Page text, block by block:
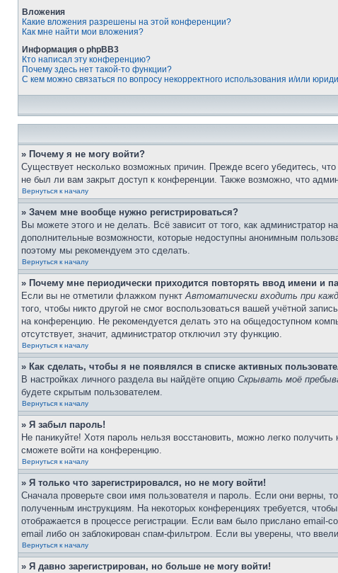
Вложения
Какие вложения разрешены на этой конференции?
Как мне найти мои вложения?
Информация о phpBB3
Кто написал эту конференцию?
Почему здесь нет такой-то функции?
С кем можно связаться по вопросу некорректного использования и/или
» Почему я не могу войти?
Существует несколько возможных причин. Прежде всего убедитесь,
не был ли вам закрыт доступ к конференции. Также возможно, что
Вернуться к началу
» Зачем мне вообще нужно регистрироваться?
Вы можете этого и не делать. Всё зависит от того, как
дополнительные возможности, которые недоступны анонимным
поэтому мы рекомендуем это сделать.
Вернуться к началу
» Почему мне периодически приходится повторять ввод имени и
Если вы не отметили флажком пунктАвтоматически входить при
того, чтобы никто другой не смог воспользоваться вашей учётной
на конференцию. Не рекомендуется делать это на общедоступном
отсутствует, значит, администратор отключил эту функцию.
Вернуться к началу
» Как сделать, чтобы я не появлялся в списке активных
В настройках личного раздела вы найдёте опцию Скрывать моё
будете скрытым пользователем.
Вернуться к началу
» Я забыл пароль!
Не паникуйте! Хотя пароль нельзя восстановить, можно легко
сможете войти на конференцию.
Вернуться к началу
» Я только что зарегистрировался, но не могу войти!
Сначала проверьте свои имя пользователя и пароль. Если они верны,
полученным инструкциям. На некоторых конференциях требуется,
отображается в процессе регистрации. Если вам было прислано
email либо он заблокирован спам-фильтром. Если вы уверены, что
Вернуться к началу
» Я давно зарегистрирован, но больше не могу войти!